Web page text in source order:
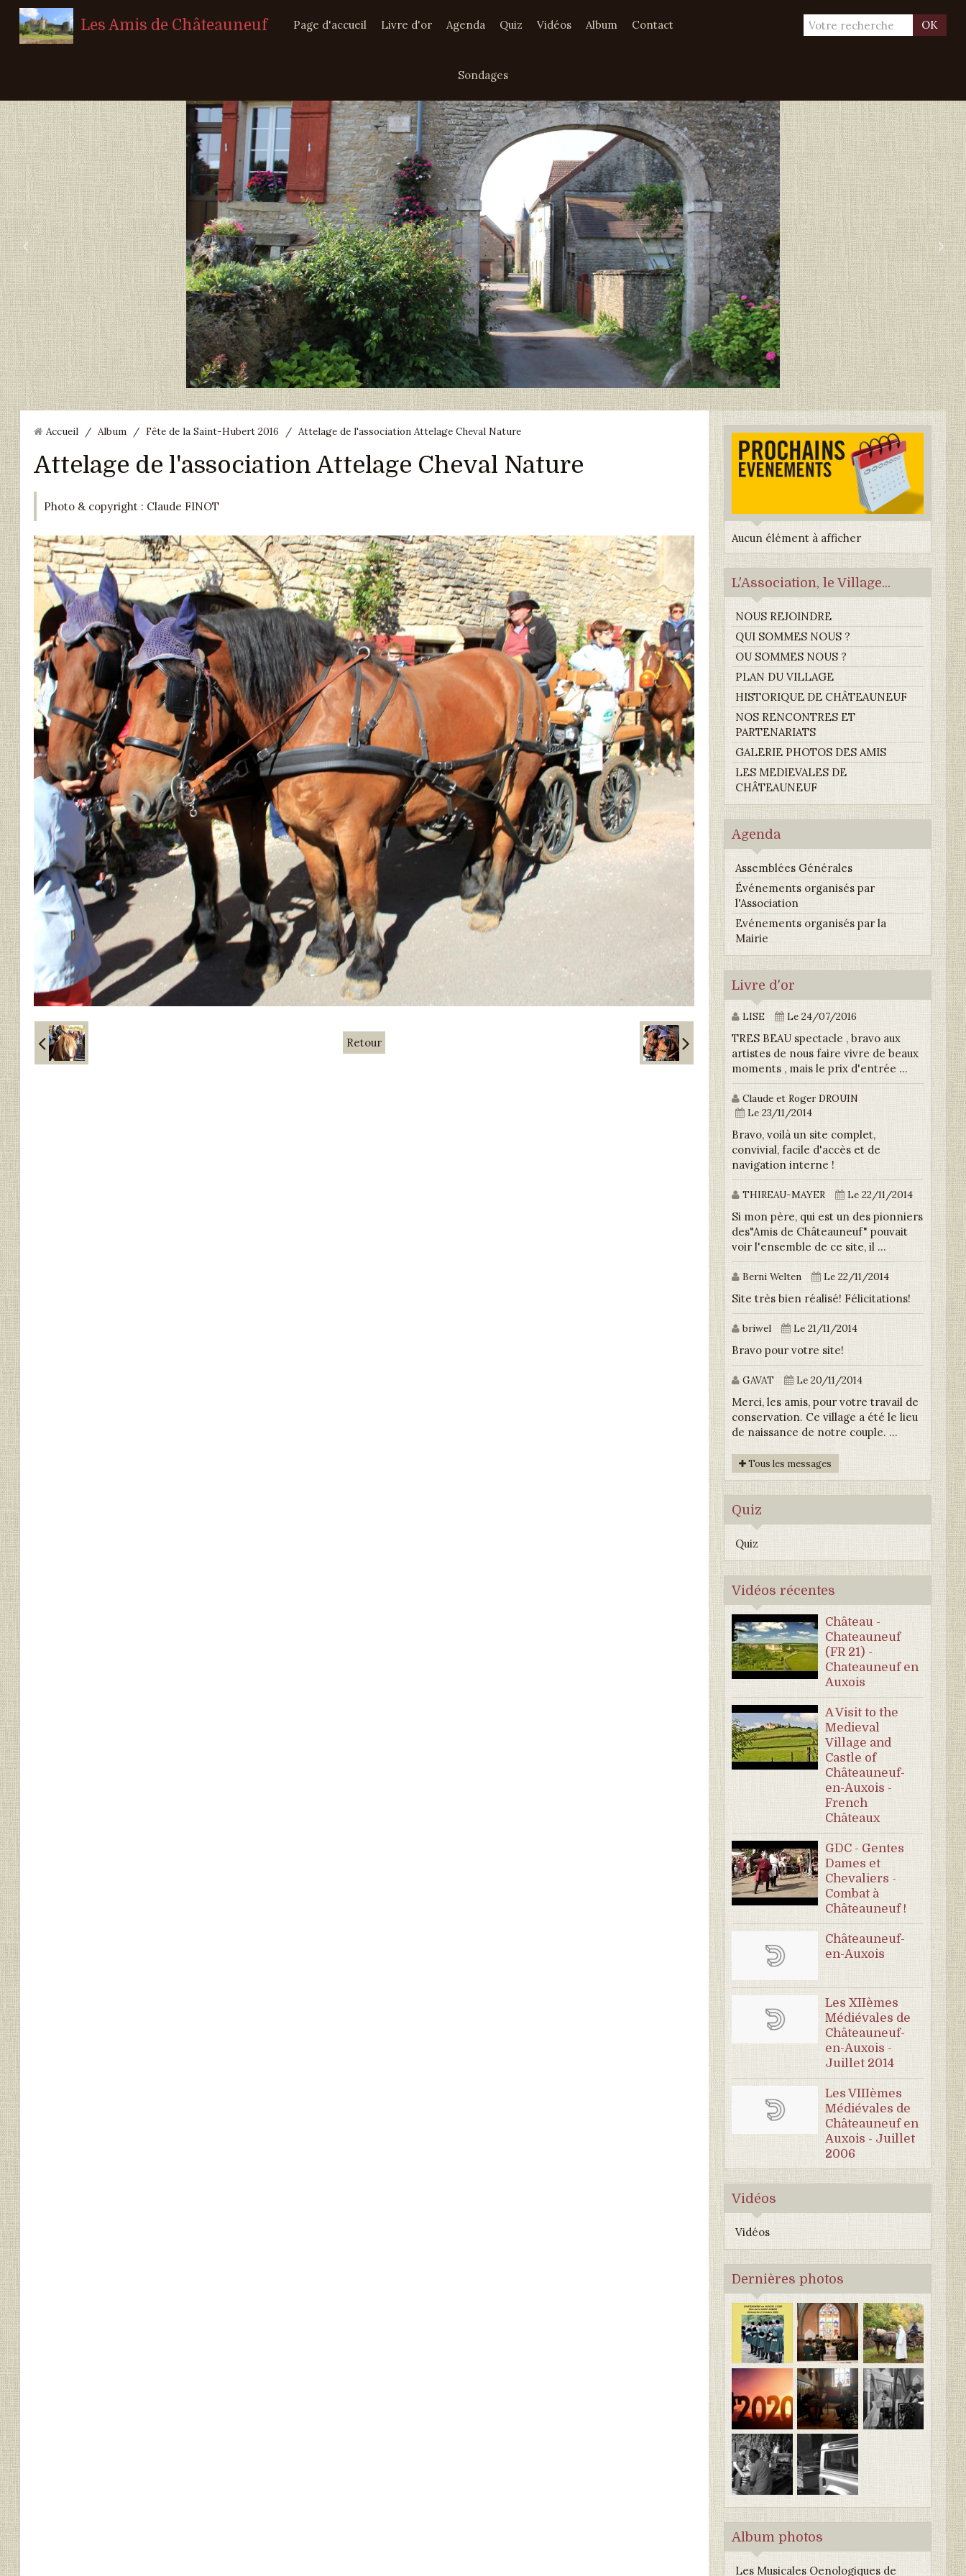
Les Amis de Châteauneuf OK
Page d'accueil Livre d'or Agenda Quiz Vidéos Album Contact
Sondages
‹ ›
Accueil / Album / Fête de la Saint-Hubert 2016 / Attelage de l'association Attelage Cheval Nature
Attelage de l'association Attelage Cheval Nature
Photo & copyright : Claude FINOT
Retour
Aucun élément à afficher
L'Association, le Village...
NOUS REJOINDRE
QUI SOMMES NOUS ?
OU SOMMES NOUS ?
PLAN DU VILLAGE
HISTORIQUE DE CHÂTEAUNEUF
NOS RENCONTRES ET
PARTENARIATS
GALERIE PHOTOS DES AMIS
LES MEDIEVALES DE
CHÂTEAUNEUF
Agenda
Assemblées Générales
Événements organisés par
l'Association
Evénements organisés par la
Mairie
Livre d'or
LISE Le 24/07/2016
TRES BEAU spectacle , bravo aux
artistes de nous faire vivre de beaux
moments , mais le prix d'entrée ...
Claude et Roger DROUIN
Le 23/11/2014
Bravo, voilà un site complet,
convivial, facile d'accès et de
navigation interne !
THIREAU-MAYER Le 22/11/2014
Si mon père, qui est un des pionniers
des"Amis de Châteauneuf" pouvait
voir l'ensemble de ce site, il ...
Berni Welten Le 22/11/2014
Site très bien réalisé! Félicitations!
briwel Le 21/11/2014
Bravo pour votre site!
GAVAT Le 20/11/2014
Merci, les amis, pour votre travail de
conservation. Ce village a été le lieu
de naissance de notre couple. ...
Tous les messages
Quiz
Quiz
Vidéos récentes
Château -
Chateauneuf
(FR 21) -
Chateauneuf en
Auxois
A Visit to the
Medieval
Village and
Castle of
Châteauneuf-
en-Auxois -
French
Châteaux
GDC - Gentes
Dames et
Chevaliers -
Combat à
Châteauneuf !
Châteauneuf-
en-Auxois
Les XIIèmes
Médiévales de
Châteauneuf-
en-Auxois -
Juillet 2014
Les VIIIèmes
Médiévales de
Châteauneuf en
Auxois - Juillet
2006
Vidéos
Vidéos
Dernières photos
Album photos
Les Musicales Oenologiques de